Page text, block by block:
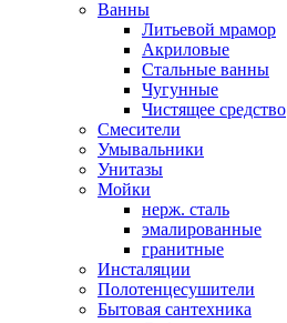
Ванны
Литьевой мрамор
Акриловые
Стальные ванны
Чугунные
Чистящее средство
Смесители
Умывальники
Унитазы
Мойки
нерж. сталь
эмалированные
гранитные
Инсталяции
Полотенцесушители
Бытовая сантехника